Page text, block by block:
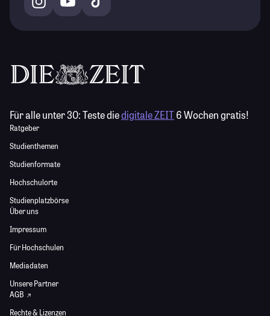
Für alle unter 30:Teste diedigitale ZEIT6 Wochen gratis!
Ratgeber
Studienthemen
Studienformate
Hochschulorte
Studienplatzbörse
Über uns
Impressum
Für Hochschulen
Mediadaten
Unsere Partner
AGB
Rechte & Lizenzen